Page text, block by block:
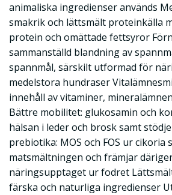
animaliska ingredienser används
smakrik och lättsmält proteinkälla
protein och omättade fettsyror
sammanställd blandning av
spannmål, särskilt utformad för
medelstora hundraser
innehåll av vitaminer,
Bättre mobilitet: glukosamin och
hälsan i leder och brosk samt
prebiotika: MOS och FOS ur cikoria
matsmältningen och främjar
näringsupptaget ur fodret
färska och naturliga ingredienser